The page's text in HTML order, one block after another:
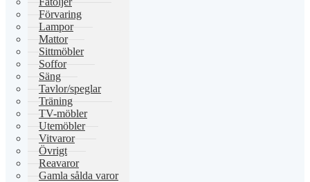
Förvaring
Lampor
Mattor
Sittmöbler
Soffor
Säng
Tavlor/speglar
Träning
TV-möbler
Utemöbler
Vitvaror
Övrigt
Reavaror
Gamla sålda varor